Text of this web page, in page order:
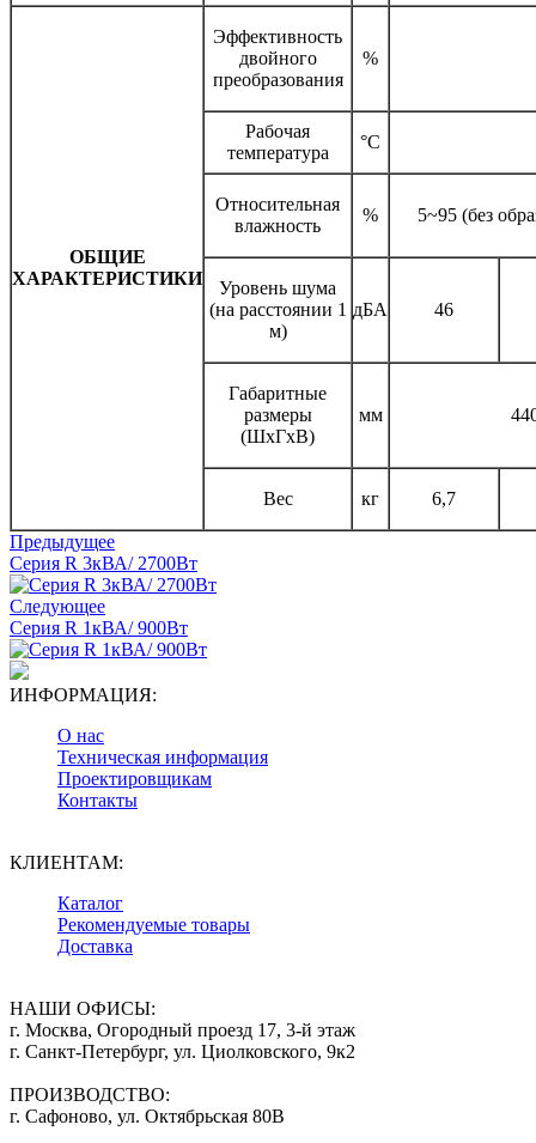
ОБЩИЕ
ХАРАКТЕРИСТИКИ
Эффективность
двойного
преобразования
%
Рабочая
температура
°С
Относительная
влажность
% 5~95 (без
Уровень шума
(на расстоянии 1
м)
дБА 46
Габаритные
размеры
(ШxГxВ)
мм
Вес кг 6,7
Предыдущее
Серия R 3кВА/ 2700Вт
Следующее
Серия R 1кВА/ 900Вт
ИНФОРМАЦИЯ:
О нас
Техническая информация
Проектировщикам
Контакты
КЛИЕНТАМ:
Каталог
Рекомендуемые товары
Доставка
НАШИ ОФИСЫ:
г. Москва, Огородный проезд 17, 3-й этаж
г. Санкт-Петербург, ул. Циолковского, 9к2
ПРОИЗВОДСТВО:
г. Сафоново, ул. Октябрьская 80В